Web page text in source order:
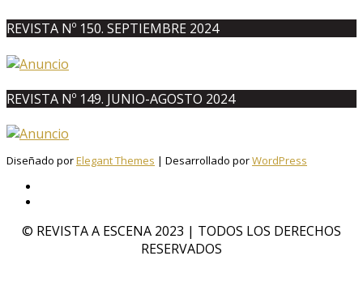
REVISTA Nº 150. SEPTIEMBRE 2024
REVISTA Nº 149. JUNIO-AGOSTO 2024
Diseñado porElegant Themes | Desarrollado porWordPress
© REVISTA A ESCENA 2023 | TODOS LOS DERECHOS
RESERVADOS